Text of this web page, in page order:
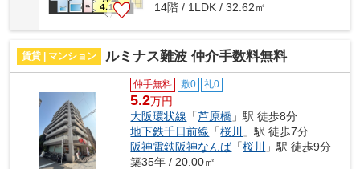
14階 / 1LDK / 32.62㎡
賃貸 | マンション ルミナス難波 仲介手数料無料
仲手無料 敷0 礼0
5.2万円
大阪環状線 「芦原橋 」駅 徒歩8分
地下鉄千日前線 「桜川 」駅 徒歩7分
阪神電鉄阪神なんば「桜川 」駅 徒歩9分
築35年 / 20.00㎡